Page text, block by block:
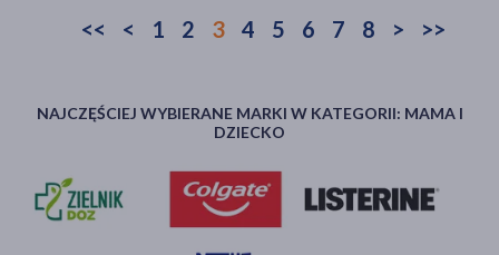
<< < 1 2 3 4 5 6 7 8 > >>
NAJCZĘŚCIEJ WYBIERANE MARKI W KATEGORII: MAMA I
DZIECKO